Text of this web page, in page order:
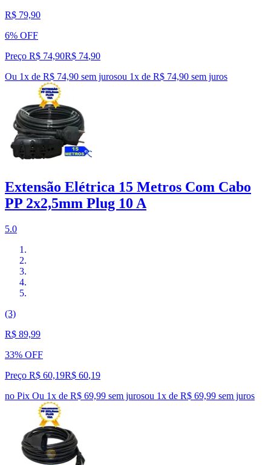
R$ 79,90
6% OFF
Preço R$ 74,90R$ 74,90
Ou 1x de R$ 74,90 sem jurosou 1x de R$ 74,90 sem juros
Extensão Elétrica 15 Metros Com Cabo
PP 2x2,5mm Plug 10 A
5.0
(3)
R$ 89,99
33% OFF
Preço R$ 60,19R$ 60,19
no Pix Ou 1x de R$ 69,99 sem jurosou 1x de R$ 69,99 sem juros